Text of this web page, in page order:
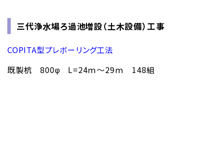
三代浄水場ろ過池増設（土木設備）工事
COPITA型プレボーリング工法
既製杭 800φ L=24ｍ～29ｍ 148組